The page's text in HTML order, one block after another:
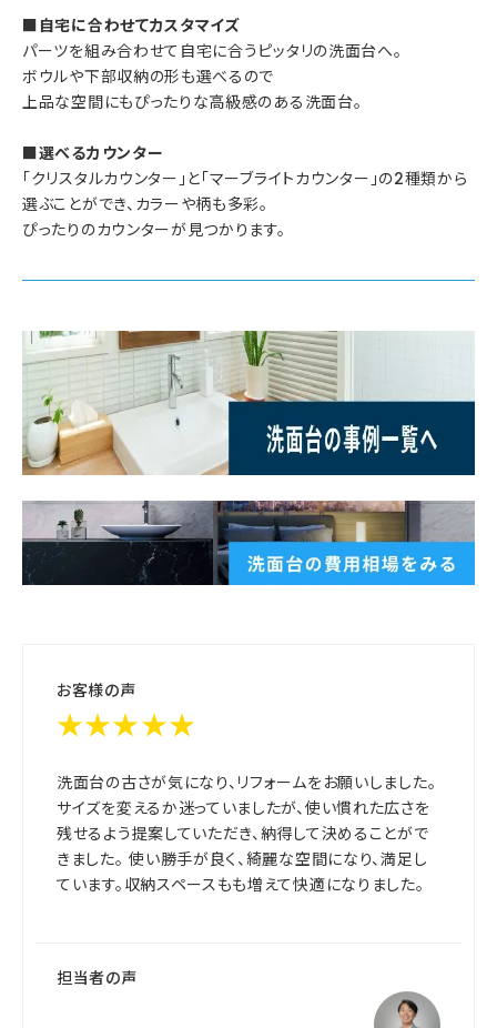
■自宅に合わせてカスタマイズ
パーツを組み合わせて自宅に合うピッタリの洗面台へ。
ボウルや下部収納の形も選べるので
上品な空間にもぴったりな高級感のある洗面台。
■選べるカウンター
「クリスタルカウンター」と「マーブライトカウンター」の2種類から
選ぶことができ、カラーや柄も多彩。
ぴったりのカウンターが見つかります。
お客様の声
★★★★★
洗面台の古さが気になり、リフォームをお願いしました。
サイズを変えるか迷っていましたが、使い慣れた広さを
残せるよう提案していただき、納得して決めることがで
きました。 使い勝手が良く、綺麗な空間になり、満足し
ています。収納スペースもも増えて快適になりました。
担当者の声